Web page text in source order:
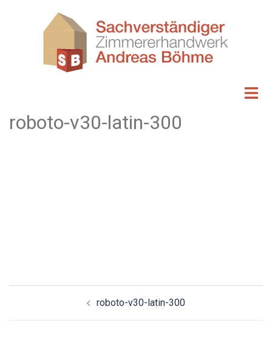
roboto-v30-latin-300
roboto-v30-latin-300